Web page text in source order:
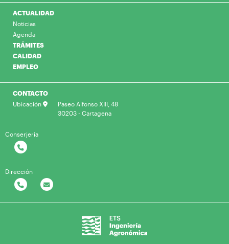
ACTUALIDAD
Noticias
Agenda
TRÁMITES
CALIDAD
EMPLEO
CONTACTO
Ubicación
Paseo Alfonso XIII, 48
30203 - Cartagena
Conserjería
Dirección